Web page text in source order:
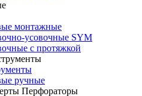
монтажные
усовочные SYM
с протяжкой
ручные